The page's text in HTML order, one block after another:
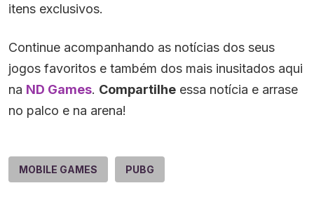
itens exclusivos.
Continue acompanhando as notícias dos seus
jogos favoritos e também dos mais inusitados aqui
na ND Games. Compartilhe essa notícia e arrase
no palco e na arena!
MOBILE GAMES PUBG